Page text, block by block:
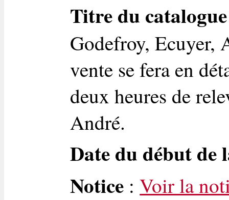
Titre du catalogue
Godefroy, Ecuyer,
vente se fera en
deux heures de
André.
Date du début de
Notice :Voir la